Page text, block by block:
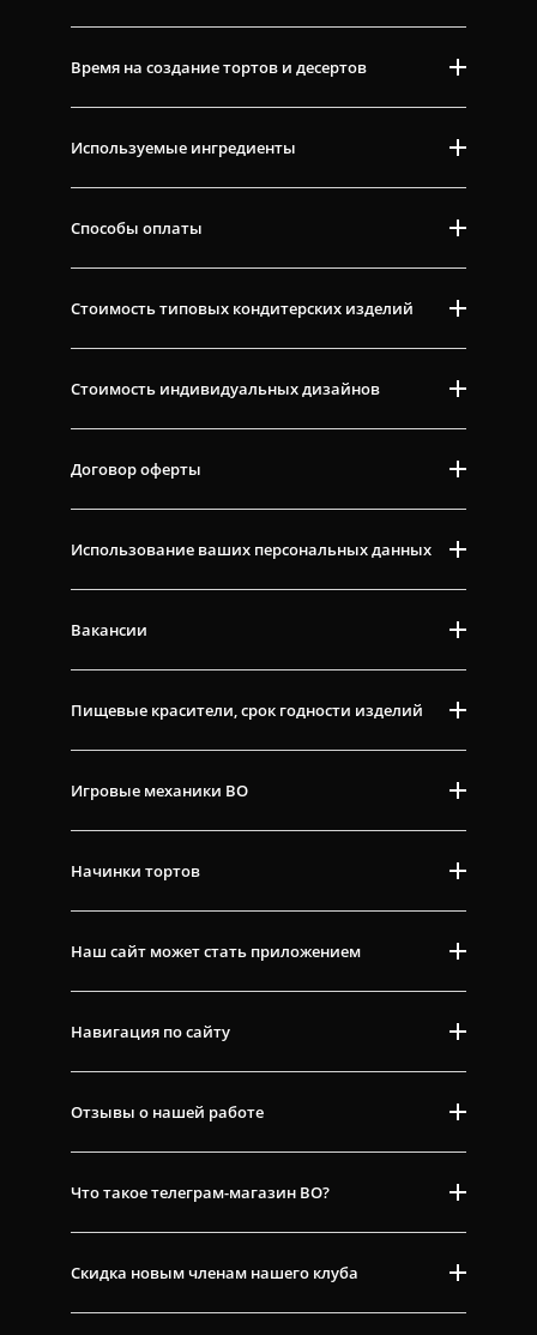
Время на создание тортов и десертов
Используемые ингредиенты
Способы оплаты
Стоимость типовых кондитерских изделий
Стоимость индивидуальных дизайнов
Договор оферты
Использование ваших персональных данных
Вакансии
Пищевые красители, срок годности изделий
Игровые механики ВО
Начинки тортов
Наш сайт может стать приложением
Навигация по сайту
Отзывы о нашей работе
Что такое телеграм-магазин ВО?
Скидка новым членам нашего клуба